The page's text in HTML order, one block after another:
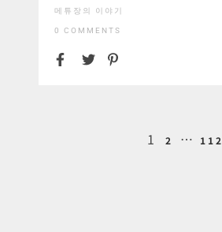
메튜장의 이야기
0 COMMENTS
Posts
1 2 … 112